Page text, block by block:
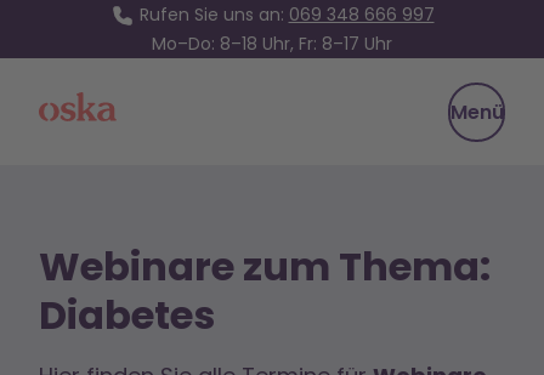
Rufen Sie uns an: 069 348 666 997
Mo–Do: 8–18 Uhr, Fr: 8–17 Uhr
Oska Health Menü
Webinare zum Thema:
Diabetes